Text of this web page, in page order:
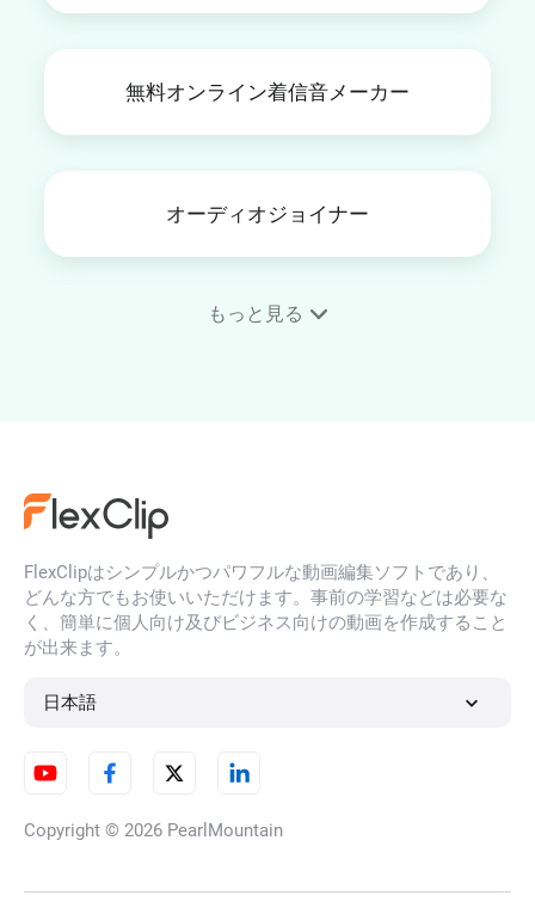
無料オンライン着信音メーカー
オーディオジョイナー
音声分割
M4AをMP3に変換する
もっと見る
FlexClipはシンプルかつパワフルな動画編集ソフトであり、
どんな方でもお使いいただけます。事前の学習などは必要な
く、簡単に個人向け及びビジネス向けの動画を作成すること
が出来ます。
日本語
Copyright © 2026 PearlMountain